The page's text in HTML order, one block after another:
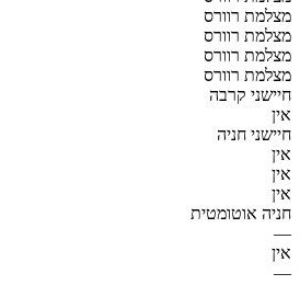
מצלמת רוורס
מצלמת רוורס
מצלמת רוורס
מצלמת רוורס
חיישני קרבה
אין
חיישני חניה
אין
אין
אין
חניה אוטומטית
—
אין
—